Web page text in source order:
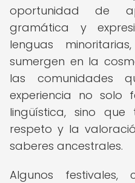
oportunidad de
gramática y
lenguas
sumergen en la
las comunidades
experiencia no solo
lingüística, sino que
respeto y la
saberes ancestrales.
Algunos